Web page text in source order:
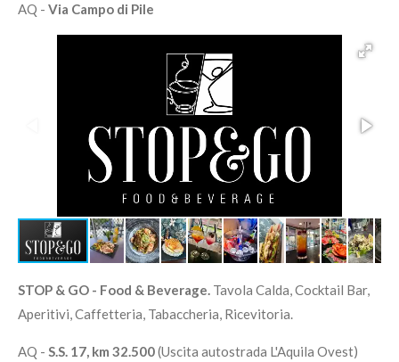
AQ - Via Campo di Pile
STOP & GO - Food & Beverage. Tavola Calda, Cocktail Bar,
Aperitivi, Caffetteria, Tabaccheria, Ricevitoria.
AQ - S.S. 17, km 32.500(Uscita autostrada L'Aquila Ovest)